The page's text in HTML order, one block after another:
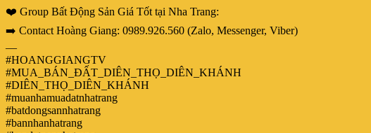
❤️ Group Bất Động Sản Giá Tốt tại Nha Trang:
➡️ Contact Hoàng Giang: 0989.926.560 (Zalo, Messenger, Viber)
—
#HOANGGIANGTV
#MUA_BÁN_ĐẤT_DIÊN_THỌ_DIÊN_KHÁNH
#DIÊN_THỌ_DIÊN_KHÁNH
#muanhamuadatnhatrang
#batdongsannhatrang
#bannhanhatrang